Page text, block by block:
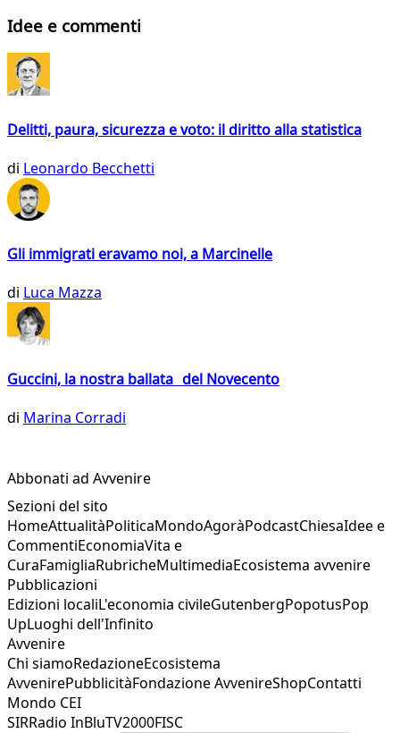
Idee e commenti
Delitti, paura, sicurezza e voto: il diritto alla statistica
di Leonardo Becchetti
Gli immigrati eravamo noi, a Marcinelle
di Luca Mazza
Guccini, la nostra ballata del Novecento
di Marina Corradi
Abbonati ad Avvenire
Sezioni del sito
HomeAttualitàPoliticaMondoAgoràPodcastChiesaIdee e
CommentiEconomiaVita e
CuraFamigliaRubricheMultimediaEcosistema avvenire
Pubblicazioni
Edizioni localiL'economia civileGutenbergPopotusPop
UpLuoghi dell'Infinito
Avvenire
Chi siamoRedazioneEcosistema
AvvenirePubblicitàFondazione AvvenireShopContatti
Mondo CEI
SIRRadio InBluTV2000FISC